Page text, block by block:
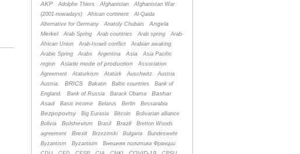
AKP Adolphe Thiers Afghanistan
Afghanistan War
(2001-nowadays)
African continent
Al-Qaida
Alternative for Germany
Anatoly Chubais
Angela
Merkel
Arab Spring Arab countries Arab spring
Arab-
African Union
Arab-Israeli conflict
Arabian awaking
Arabic Spring
Arabs Argentina Asia
Asia Pacific
region
Asiatic mode of production
Association
Agreement
Ataturkism Atatürk Auschwitz
Austria
Austria.
BRICS Bakatin Baltic countries
Bank of
England.
Bank of Russia Barack Obama
Bashar
Asad
Basic income Belarus Berlin Bessarabia
Bezpopovtsy Big Eurasia Bitcoin
Bolivarian alliance
Bolivia
Bolshevism Brasil Brazil
Bretton Woods
agreement
Brexit Brzezinski Bulgaria
Bundeswehr
Byzantism
Byzantium
Bнешняя политика Франции